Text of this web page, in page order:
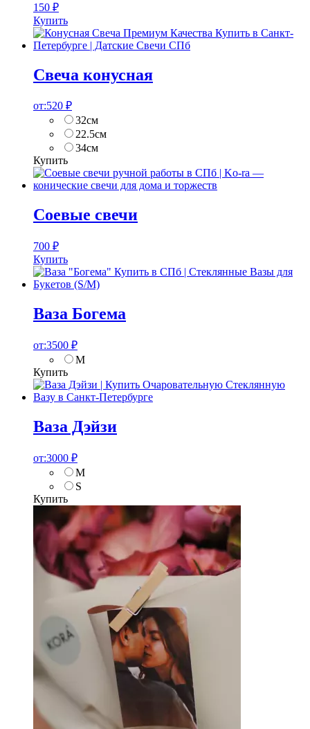
150 ₽
Купить
Свеча конусная
от:520 ₽
32см
22.5см
34см
Купить
Соевые свечи
700 ₽
Купить
Ваза Богема
от:3500 ₽
M
Купить
Ваза Дэйзи
от:3000 ₽
M
S
Купить